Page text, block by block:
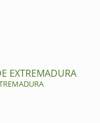
EXTREMADURA